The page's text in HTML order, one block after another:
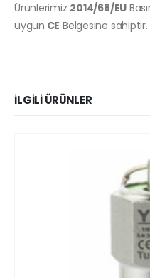
Ürünlerimiz 2014/68/EU
uygun CE Belgesine sahiptir.
İLGILI ÜRÜNLER